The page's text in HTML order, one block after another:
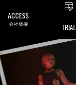
ACCESS
会社概要 TRIAL